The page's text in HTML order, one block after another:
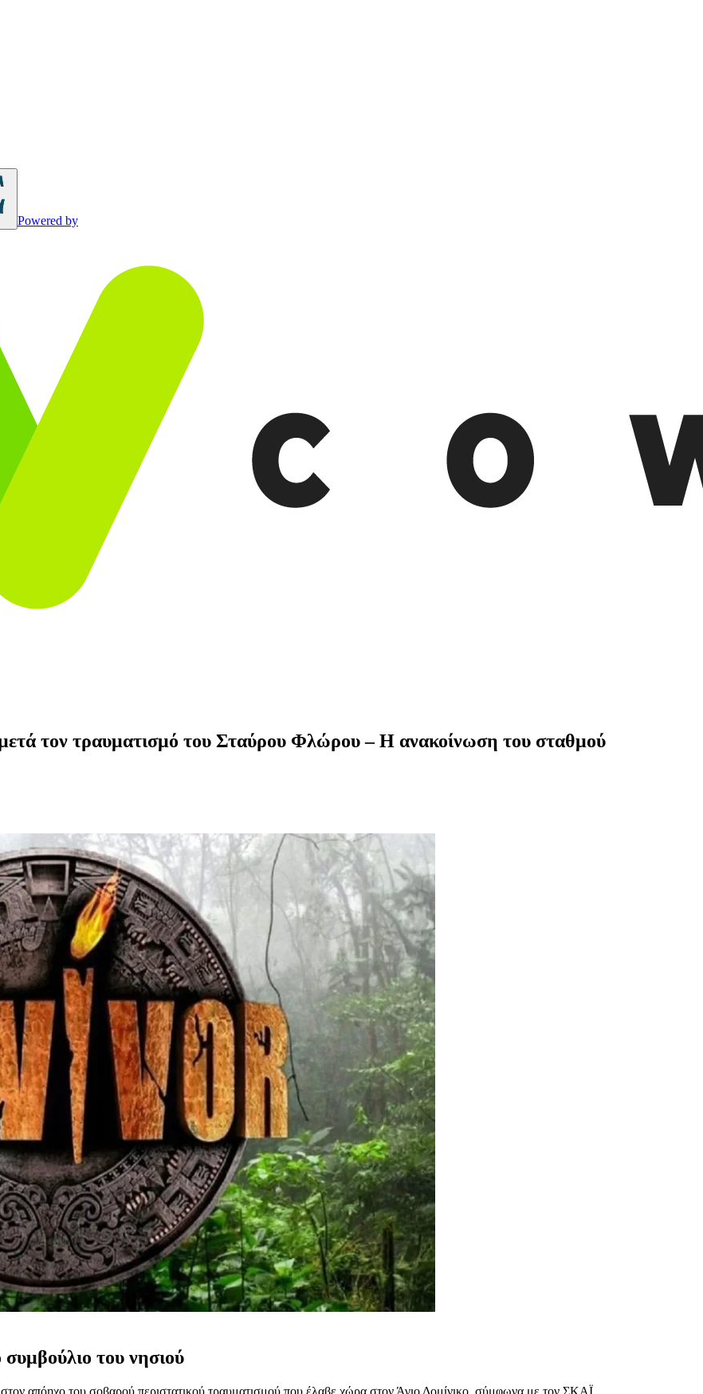
Powered by
τον τραυματισμό του Σταύρου Φλώρου – Η ανακοίνωση του σταθμού
του νησιού
απόηχο του σοβαρού περιστατικού τραυματισμού που έλαβε χώρα στον Άγιο Δομίνικο, σύμφωνα με τον ΣΚΑΪ.